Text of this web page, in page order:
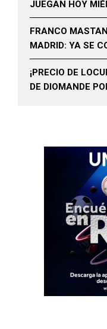
JUEGAN HOY
FRANCO
MADRID: YA SE
¡PRECIO DE
DE DIOMANDE